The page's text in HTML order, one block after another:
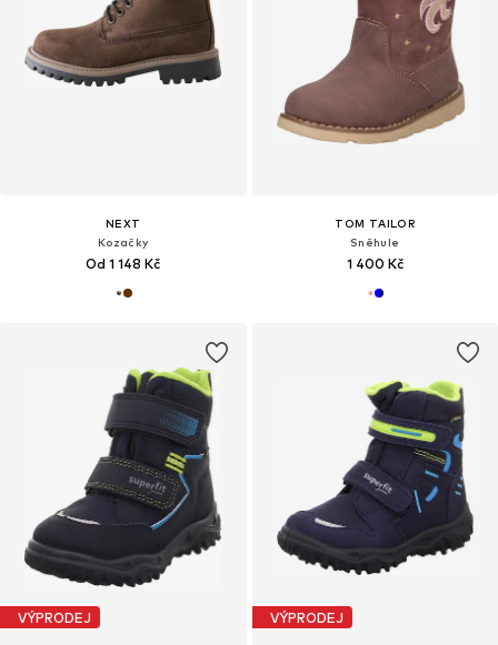
NEXT
Kozačky
Od 1 148 Kč
TOM TAILOR
Sněhule
1 400 Kč
VÝPRODEJ VÝPRODEJ